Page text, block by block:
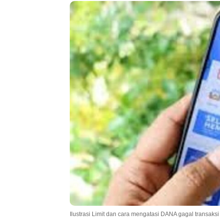
Ilustrasi Limit dan cara mengatasi DANA gagal transaksi